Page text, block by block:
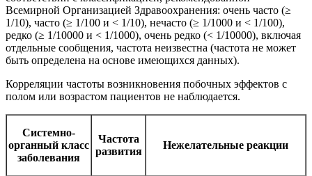
Всемирной Организацией Здравоохранения: очень часто (≥
1/10), часто (≥ 1/100 и < 1/10), нечасто (≥ 1/1000 и < 1/100),
редко (≥ 1/10000 и < 1/1000), очень редко (< 1/10000), включая
отдельные сообщения, частота неизвестна (частота не может
быть определена на основе имеющихся данных).
Корреляции частоты возникновения побочных эффектов с
полом или возрастом пациентов не наблюдается.
Системно-
органный класс
заболевания
Частота
развития
Нежелательные реакции